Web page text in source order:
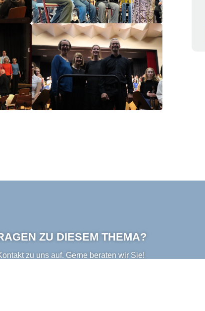
ZU DIESEM THEMA?
zu uns auf. Gerne beraten wir Sie!